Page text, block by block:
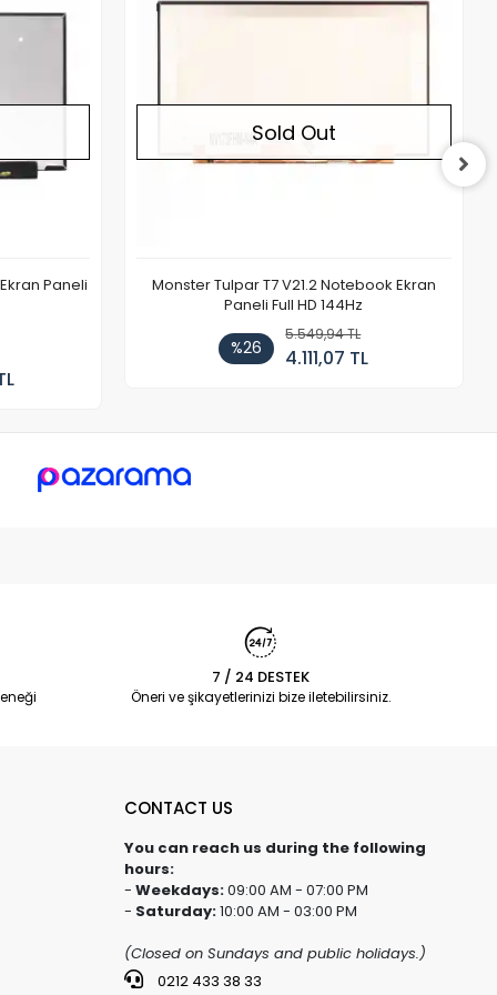
Paneli
Sold Out
Monster Tulpar T7 V21.2 Notebook Ekran
Paneli Full HD 144Hz
%26
5.549,94 TL
4.111,07 TL
7 / 24 DESTEK
Öneri ve şikayetlerinizi bize iletebilirsiniz.
CONTACT US
You can reach us during the following
hours:
- Weekdays:09:00 AM - 07:00 PM
- Saturday:10:00 AM - 03:00 PM
(Closed on Sundays and public holidays.)
0212 433 38 33